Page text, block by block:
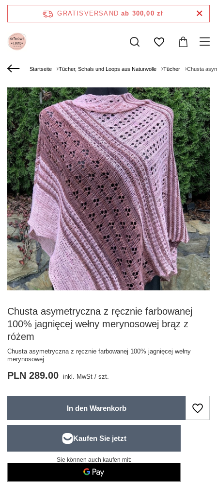
GRATISVERSAND ab 300,00 zł
Startseite Tücher, Schals und Loops aus Naturwolle Tücher Chusta
Chusta asymetryczna z ręcznie farbowanej
100% jagnięcej wełny merynosowej brąz z
różem
Chusta asymetryczna z ręcznie farbowanej 100% jagnięcej wełny
merynosowej
PLN 289.00 inkl. MwSt / szt.
In den Warenkorb
Sie können auch kaufen mit: